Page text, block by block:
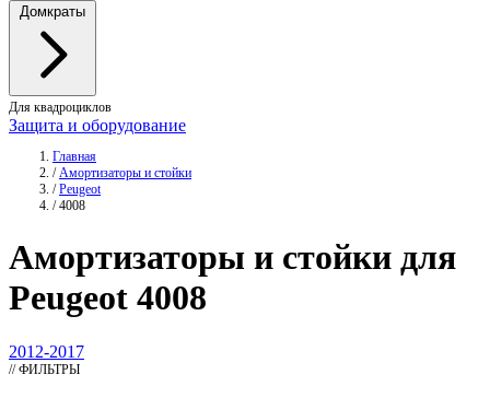
Домкраты
Для квадроциклов
Защита и оборудование
Главная
/ Амортизаторы и стойки
/ Peugeot
/ 4008
Амортизаторы и стойки для
Peugeot 4008
2012-2017
// ФИЛЬТРЫ